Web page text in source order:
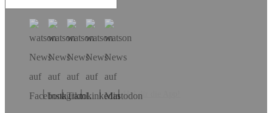
Hol dir die App!